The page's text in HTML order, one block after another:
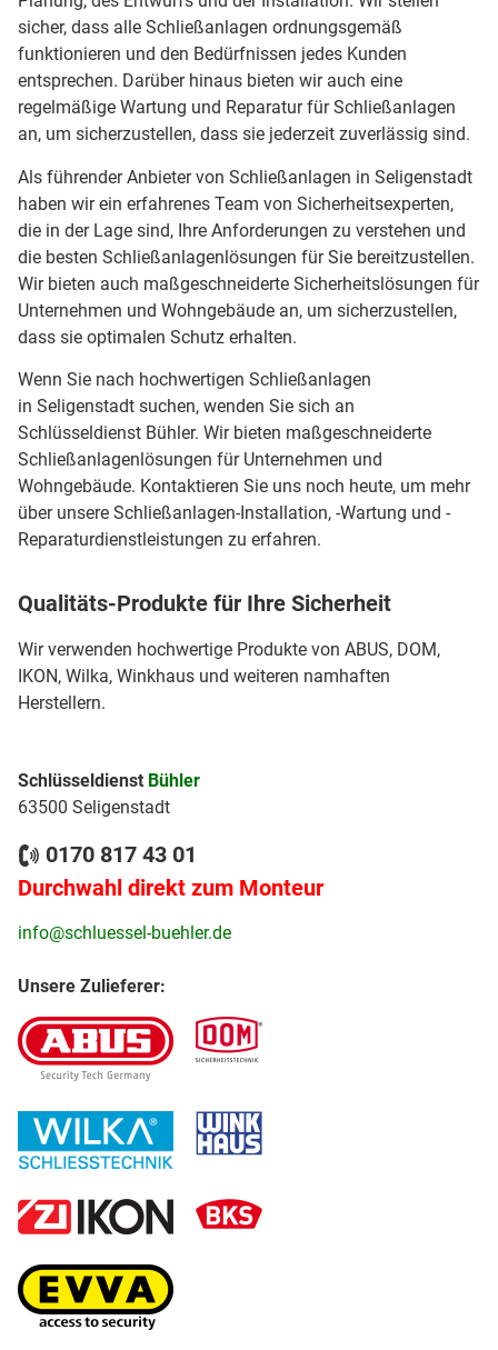
sicher, dass alle Schließanlagen ordnungsgemäß
funktionieren und den Bedürfnissen jedes Kunden
entsprechen. Darüber hinaus bieten wir auch eine
regelmäßige Wartung und Reparatur für Schließanlagen
an, um sicherzustellen, dass sie jederzeit zuverlässig sind.
Als führender Anbieter von Schließanlagen in Seligenstadt
haben wir ein erfahrenes Team von Sicherheitsexperten,
die in der Lage sind, Ihre Anforderungen zu verstehen und
die besten Schließanlagenlösungen für Sie bereitzustellen.
Wir bieten auch maßgeschneiderte Sicherheitslösungen für
Unternehmen und Wohngebäude an, um sicherzustellen,
dass sie optimalen Schutz erhalten.
Wenn Sie nach hochwertigen Schließanlagen
in Seligenstadt suchen, wenden Sie sich an
Schlüsseldienst Bühler. Wir bieten maßgeschneiderte
Schließanlagenlösungen für Unternehmen und
Wohngebäude. Kontaktieren Sie uns noch heute, um mehr
über unsere Schließanlagen-Installation, -Wartung und -
Reparaturdienstleistungen zu erfahren.
Qualitäts-Produkte für Ihre Sicherheit
Wir verwenden hochwertige Produkte von ABUS, DOM,
IKON, Wilka, Winkhaus und weiteren namhaften
Herstellern.
Schlüsseldienst Bühler
63500 Seligenstadt
0170 817 43 01
Durchwahl direkt zum Monteur
info@schluessel-buehler.de
Unsere Zulieferer: